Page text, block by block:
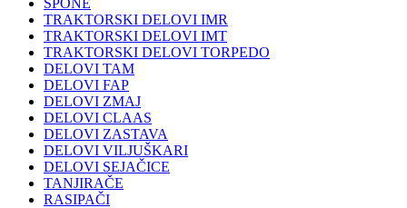
TRAKTORSKI DELOVI IMR
TRAKTORSKI DELOVI IMT
TRAKTORSKI DELOVI TORPEDO
DELOVI TAM
DELOVI FAP
DELOVI ZMAJ
DELOVI CLAAS
DELOVI ZASTAVA
DELOVI VILJUŠKARI
DELOVI SEJAČICE
TANJIRAČE
RASIPAČI